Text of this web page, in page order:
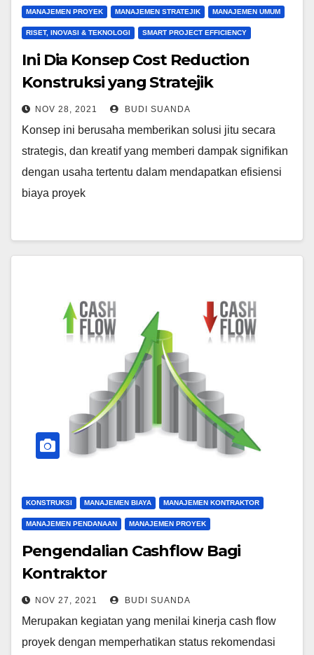
MANAJEMEN PROYEK MANAJEMEN STRATEJIK MANAJEMEN UMUM
RISET, INOVASI & TEKNOLOGI SMART PROJECT EFFICIENCY
Ini Dia Konsep Cost Reduction
Konstruksi yang Stratejik
NOV 28, 2021 BUDI SUANDA
Konsep ini berusaha memberikan solusi jitu secara
strategis, dan kreatif yang memberi dampak signifikan
dengan usaha tertentu dalam mendapatkan efisiensi
biaya proyek
KONSTRUKSI MANAJEMEN BIAYA MANAJEMEN KONTRAKTOR
MANAJEMEN PENDANAAN MANAJEMEN PROYEK
Pengendalian Cashflow Bagi
Kontraktor
NOV 27, 2021 BUDI SUANDA
Merupakan kegiatan yang menilai kinerja cash flow
proyek dengan memperhatikan status rekomendasi